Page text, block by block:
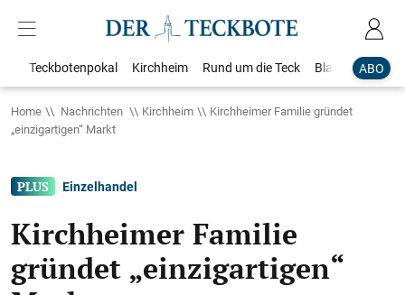
ABO
Teckbotenpokal Kirchheim Rund um die Teck Blaulicht
Home Nachrichten Kirchheim
Kirchheimer Familie gründet
„einzigartigen“ Markt
Einzelhandel
Kirchheimer Familie
gründet „einzigartigen“